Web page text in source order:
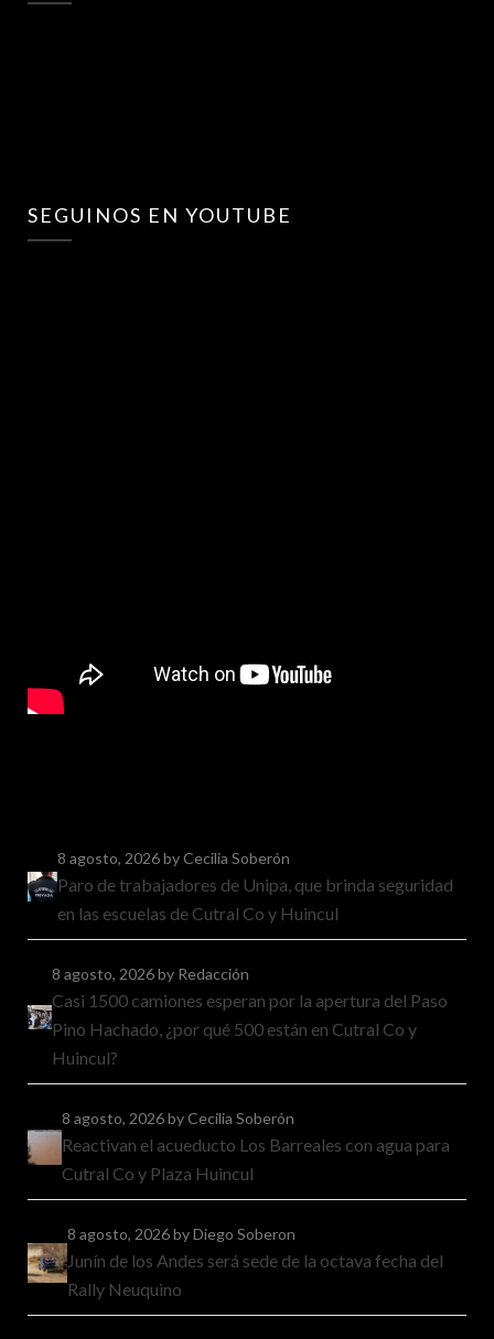
SEGUINOS EN YOUTUBE
8 agosto, 2026by Cecilia Soberón
Paro de trabajadores de Unipa, que brinda seguridad
en las escuelas de Cutral Co y Huincul
8 agosto, 2026by Redacción
Casi 1500 camiones esperan por la apertura del Paso
Pino Hachado, ¿por qué 500 están en Cutral Co y
Huincul?
8 agosto, 2026by Cecilia Soberón
Reactivan el acueducto Los Barreales con agua para
Cutral Co y Plaza Huincul
8 agosto, 2026by Diego Soberon
Junín de los Andes será sede de la octava fecha del
Rally Neuquino